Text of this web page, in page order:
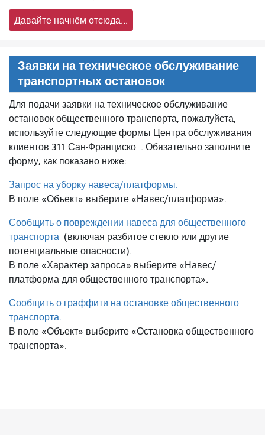
Давайте начнём отсюда...
Заявки на техническое обслуживание
транспортных остановок
Для подачи заявки на техническое обслуживание
остановок общественного транспорта, пожалуйста,
используйте следующие формы Центра обслуживания
клиентов 311 Сан-Франциско . Обязательно заполните
форму, как показано ниже:
Запрос на уборку навеса/платформы.
В поле «Объект» выберите «Навес/платформа».
Сообщить о повреждении навеса для общественного
транспорта (включая разбитое стекло или другие
потенциальные опасности).
В поле «Характер запроса» выберите «Навес/
платформа для общественного транспорта».
Сообщить о граффити на остановке общественного
транспорта.
В поле «Объект» выберите «Остановка общественного
транспорта».